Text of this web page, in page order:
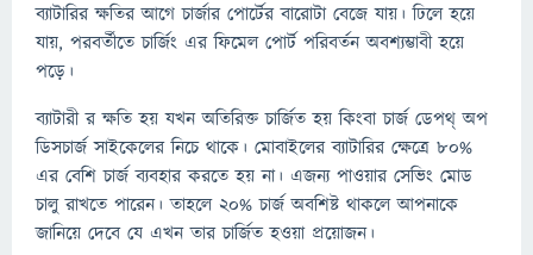
ব্যাটারির ক্ষতির আগে চার্জার পোর্টের বারোটা বেজে যায়। ঢিলে হয়ে
যায়, পরবর্তীতে চার্জিং এর ফিমেল পোর্ট পরিবর্তন অবশ্যম্ভাবী হয়ে
পড়ে।
ব্যাটারী র ক্ষতি হয় যখন অতিরিক্ত চার্জিত হয় কিংবা চার্জ ডেপথ্ অপ
ডিসচার্জ সাইকেলের নিচে থাকে। মোবাইলের ব্যাটারির ক্ষেত্রে ৮০%
এর বেশি চার্জ ব্যবহার করতে হয় না। এজন্য পাওয়ার সেভিং মোড
চালু রাখতে পারেন। তাহলে ২০% চার্জ অবশিষ্ট থাকলে আপনাকে
জানিয়ে দেবে যে এখন তার চার্জিত হওয়া প্রয়োজন।